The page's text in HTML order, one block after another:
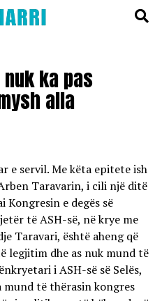
ka pas
alla
e servil. Me këta epitete ish
Taravarin, i cili një ditë
Kongresin e degës së
të ASH-së, në krye me
Taravari, është aheng që
legjitim dhe as nuk mund të
i ASH-së së Selës,
mund të thërasin kongres